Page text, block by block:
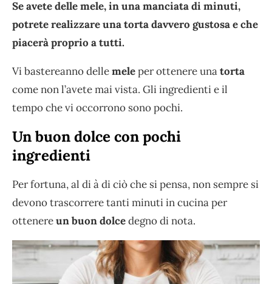
Se avete delle mele, in una manciata di minuti,
potrete realizzare una torta davvero gustosa e che
piacerà proprio a tutti.
Vi bastereanno dellemeleper ottenere unatorta
come non l’avete mai vista. Gli ingredienti e il
tempo che vi occorrono sono pochi.
Un buon dolce con pochi
ingredienti
Per fortuna, al di à di ciò che si pensa, non sempre si
devono trascorrere tanti minuti in cucina per
ottenereun buon dolcedegno di nota.